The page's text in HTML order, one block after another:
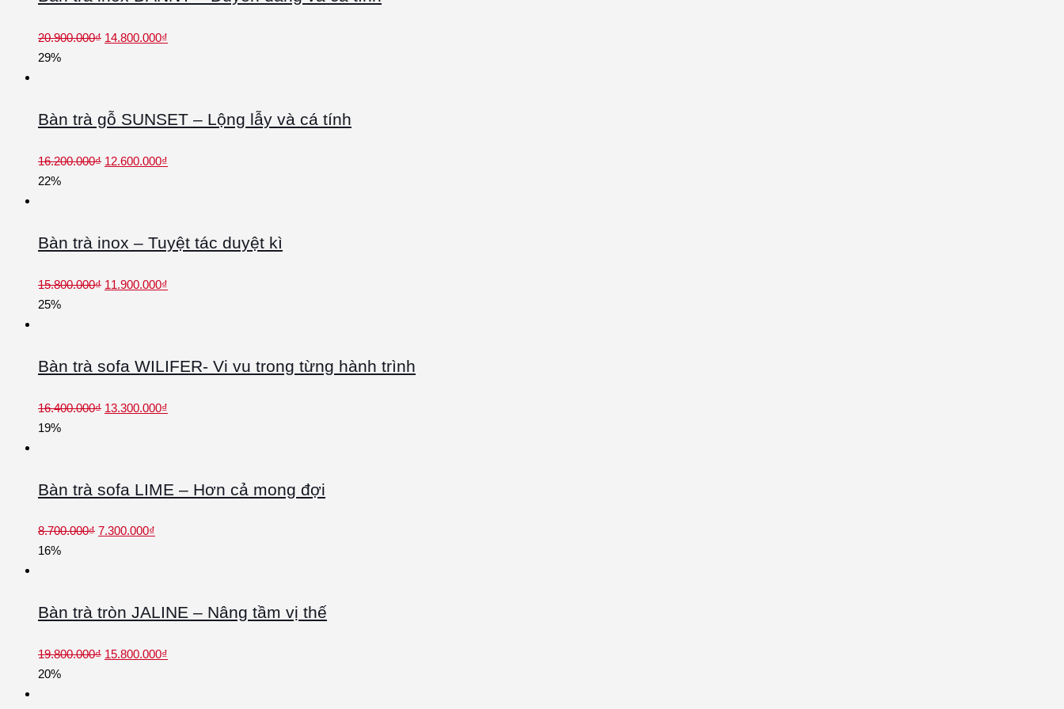
20.900.000₫ 14.800.000₫
29%
Bàn trà gỗ SUNSET – Lộng lẫy và cá tính
16.200.000₫ 12.600.000₫
22%
Bàn trà inox – Tuyệt tác duyệt kì
15.800.000₫ 11.900.000₫
25%
Bàn trà sofa WILIFER- Vi vu trong từng hành trình
16.400.000₫ 13.300.000₫
19%
Bàn trà sofa LIME – Hơn cả mong đợi
8.700.000₫ 7.300.000₫
16%
Bàn trà tròn JALINE – Nâng tầm vị thế
19.800.000₫ 15.800.000₫
20%